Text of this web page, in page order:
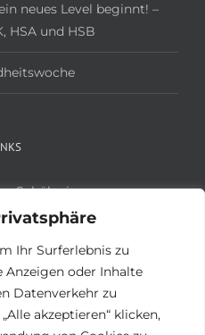
Ihr Surferlebnis zu
Anzeigen oder Inhalte
Datenverkehr zu
akzeptieren“ klicken,
neues Level beginnt! –
HSA und HSB
Schüler:innen
Lehrer:innen
Betriebe